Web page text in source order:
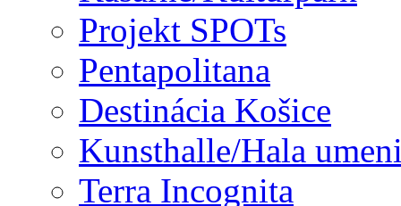
Projekt SPOTs
Pentapolitana
Destinácia Košice
Kunsthalle/Hala
Terra Incognita